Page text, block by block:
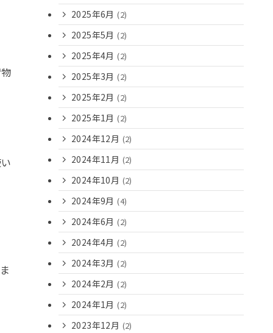
2025年6月 (2)
2025年5月 (2)
2025年4月 (2)
2025年3月 (2)
2025年2月 (2)
2025年1月 (2)
2024年12月 (2)
2024年11月 (2)
2024年10月 (2)
2024年9月 (4)
2024年6月 (2)
2024年4月 (2)
2024年3月 (2)
2024年2月 (2)
2024年1月 (2)
2023年12月 (2)